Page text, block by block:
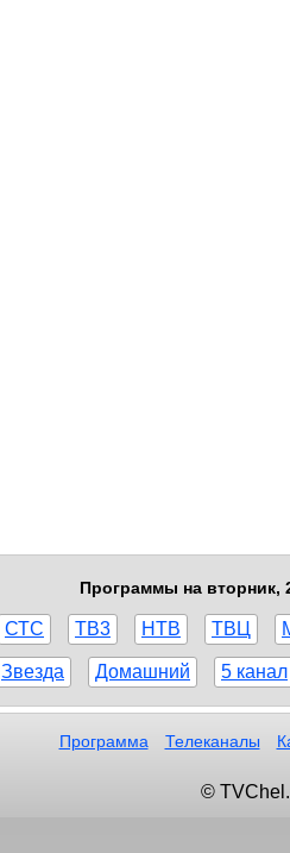
Программы на вторник,
СТС ТВ3 НТВ ТВЦ
Звезда Домашний 5 канал
Программа Телеканалы
©